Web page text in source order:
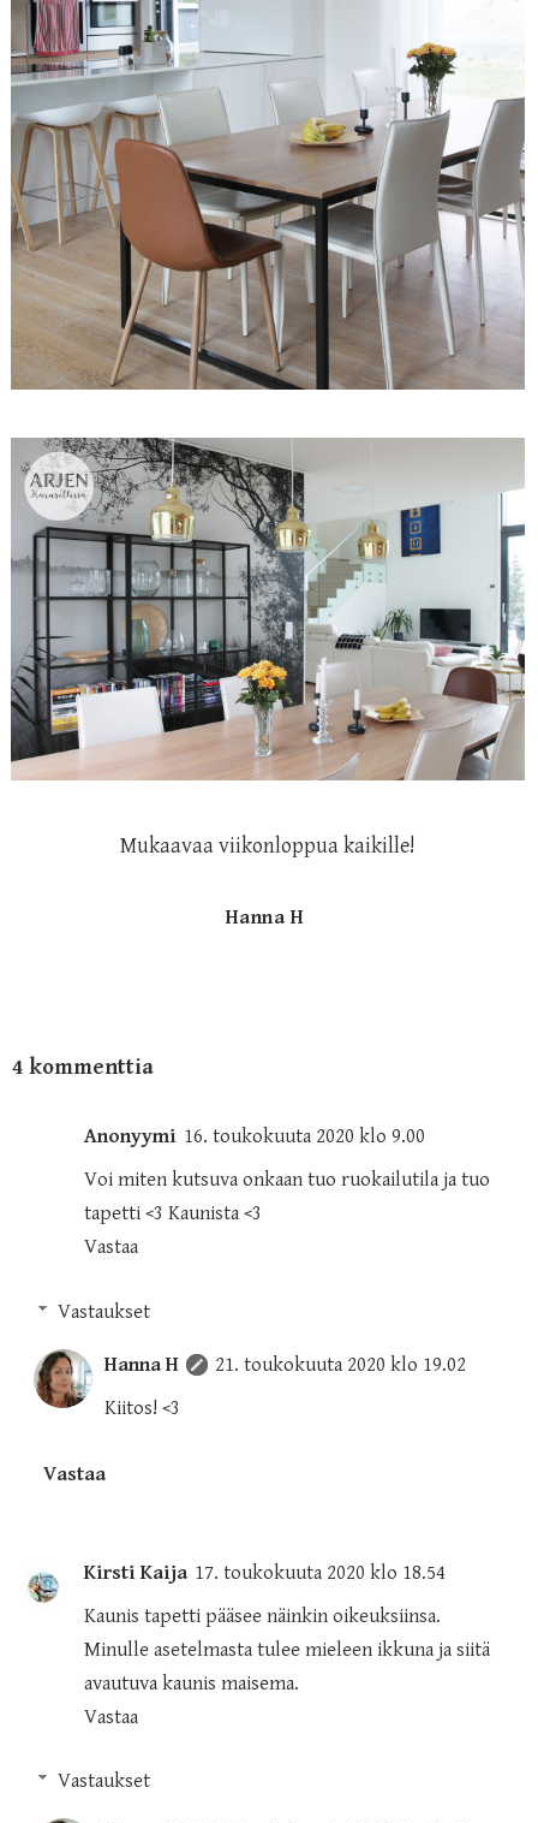
Mukaavaa viikonloppua kaikille!
Hanna H
4 kommenttia
Anonyymi 16. toukokuuta 2020 klo 9.00
Voi miten kutsuva onkaan tuo ruokailutila ja tuo
tapetti <3 Kaunista <3
Vastaa
Vastaukset
Hanna H
21. toukokuuta 2020 klo 19.02
Kiitos! <3
Vastaa
Kirsti Kaija 17. toukokuuta 2020 klo 18.54
Kaunis tapetti pääsee näinkin oikeuksiinsa.
Minulle asetelmasta tulee mieleen ikkuna ja siitä
avautuva kaunis maisema.
Vastaa
Vastaukset